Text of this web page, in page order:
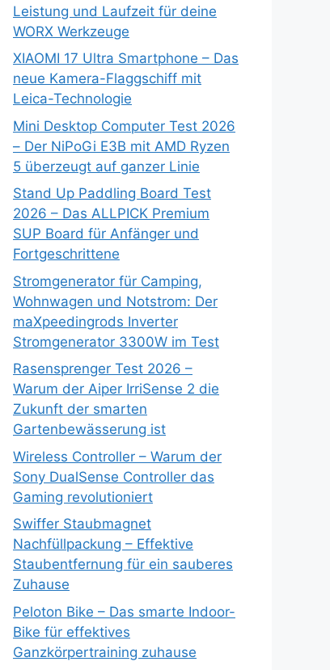
Leistung und Laufzeit für deine
WORX Werkzeuge
XIAOMI 17 Ultra Smartphone – Das
neue Kamera-Flaggschiff mit
Leica-Technologie
Mini Desktop Computer Test 2026
– Der NiPoGi E3B mit AMD Ryzen
5 überzeugt auf ganzer Linie
Stand Up Paddling Board Test
2026 – Das ALLPICK Premium
SUP Board für Anfänger und
Fortgeschrittene
Stromgenerator für Camping,
Wohnwagen und Notstrom: Der
maXpeedingrods Inverter
Stromgenerator 3300W im Test
Rasensprenger Test 2026 –
Warum der Aiper IrriSense 2 die
Zukunft der smarten
Gartenbewässerung ist
Wireless Controller – Warum der
Sony DualSense Controller das
Gaming revolutioniert
Swiffer Staubmagnet
Nachfüllpackung – Effektive
Staubentfernung für ein sauberes
Zuhause
Peloton Bike – Das smarte Indoor-
Bike für effektives
Ganzkörpertraining zuhause